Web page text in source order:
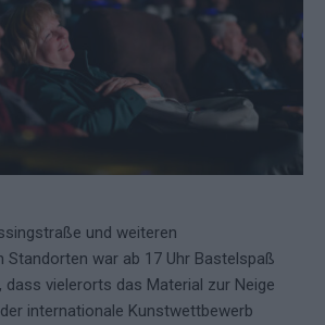
und weiteren
Standorten war ab 17 Uhr Bastelspaß
dass vielerorts das Material zur Neige
internationale Kunstwettbewerb